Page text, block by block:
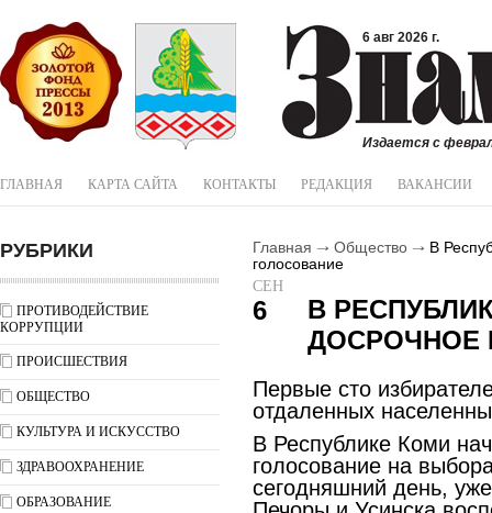
6 авг 2026 г.
Издается с
ГЛАВНАЯ КАРТА САЙТА КОНТАКТЫ РЕДАКЦИЯ ВАКАНСИИ
РУБРИКИ
ПРОТИВОДЕЙСТВИЕ
КОРРУПЦИИ
ПРОИСШЕСТВИЯ
ОБЩЕСТВО
КУЛЬТУРА И ИСКУССТВО
ЗДРАВООХРАНЕНИЕ
ОБРАЗОВАНИЕ
Главная Общество
В
голосование
СЕН
6
В
ДОСРОЧНОЕ
Первые сто
отдаленных
В Республике Коми
голосование на
сегодняшний день,